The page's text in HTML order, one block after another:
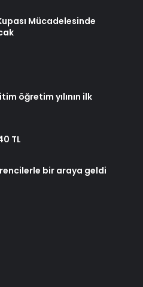
Mücadelesinde
öğretim yılının ilk
TL
bir araya geldi